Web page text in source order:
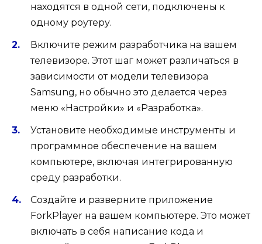
находятся в одной сети, подключены к
одному роутеру.
Включите режим разработчика на вашем
телевизоре. Этот шаг может различаться в
зависимости от модели телевизора
Samsung, но обычно это делается через
меню «Настройки» и «Разработка».
Установите необходимые инструменты и
программное обеспечение на вашем
компьютере, включая интегрированную
среду разработки.
Создайте и разверните приложение
ForkPlayer на вашем компьютере. Это может
включать в себя написание кода и